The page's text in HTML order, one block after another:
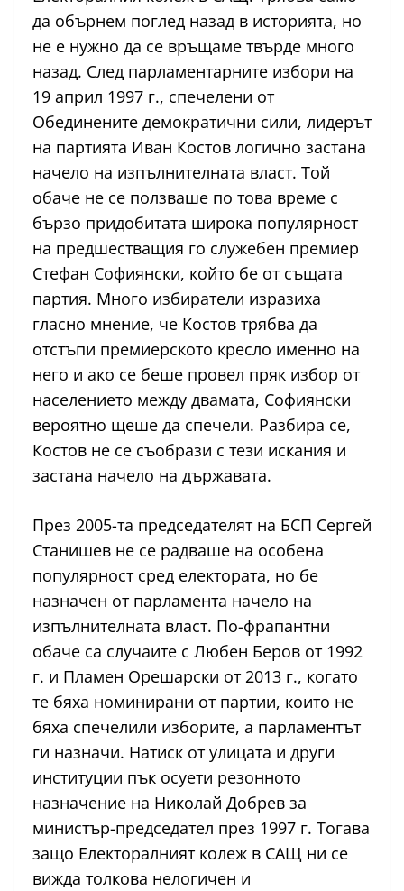
да обърнем поглед назад в историята, но
не е нужно да се връщаме твърде много
назад. След парламентарните избори на
19 април 1997 г., спечелени от
Обединените демократични сили, лидерът
на партията Иван Костов логично застана
начело на изпълнителната власт. Той
обаче не се ползваше по това време с
бързо придобитата широка популярност
на предшестващия го служебен премиер
Стефан Софиянски, който бе от същата
партия. Много избиратели изразиха
гласно мнение, че Костов трябва да
отстъпи премиерското кресло именно на
него и ако се беше провел пряк избор от
населението между двамата, Софиянски
вероятно щеше да спечели. Разбира се,
Костов не се съобрази с тези искания и
застана начело на държавата.
През 2005-та председателят на БСП Сергей
Станишев не се радваше на особена
популярност сред електората, но бе
назначен от парламента начело на
изпълнителната власт. По-фрапантни
обаче са случаите с Любен Беров от 1992
г. и Пламен Орешарски от 2013 г., когато
те бяха номинирани от партии, които не
бяха спечелили изборите, а парламентът
ги назначи. Натиск от улицата и други
институции пък осуети резонното
назначение на Николай Добрев за
министър-председател през 1997 г. Тогава
защо Електоралният колеж в САЩ ни се
вижда толкова нелогичен и